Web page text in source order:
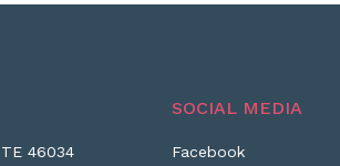
46034
SOCIAL MEDIA
Facebook